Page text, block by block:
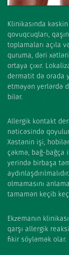
Klinikasında
qovuqcuqları,
toplamaları açıla
quruma, dəri
ortaya çıxır.
dermatit də orada
etməyən yerlərdə
bilər.
Allergik kontakt
nəticəsində
Xəstənin işi,
çəkmə, bağ-
yerində birbaşa
olmamasını
tamamən keçib
Ekzemanın
qarşı allergik
fikir söyləmək olar.